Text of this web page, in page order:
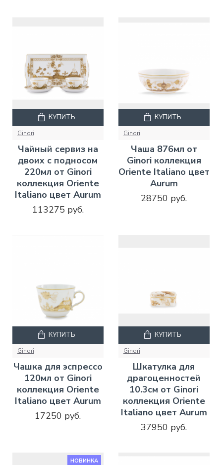
Ginori
Чайный сервиз на
двоих с подносом
220мл от Ginori
коллекция Oriente
Italiano цвет Aurum
113275 руб.
КУПИТЬ
Ginori
Чаша 876мл от
Ginori коллекция
Oriente Italiano цвет
Aurum
28750 руб.
КУПИТЬ
Ginori
Чашка для эспрессо
120мл от Ginori
коллекция Oriente
Italiano цвет Aurum
17250 руб.
КУПИТЬ
Ginori
Шкатулка для
драгоценностей
10.3см от Ginori
коллекция Oriente
Italiano цвет Aurum
37950 руб.
КУПИТЬ
НОВИНКА